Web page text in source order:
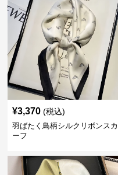
¥3,370 (税込)
羽ばたく鳥柄シルクリボンスカ
ーフ